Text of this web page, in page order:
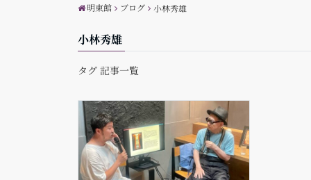
明東館 ブログ 小林秀雄
小林秀雄
タグ 記事一覧